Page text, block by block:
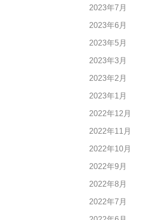
2023年7月
2023年6月
2023年5月
2023年3月
2023年2月
2023年1月
2022年12月
2022年11月
2022年10月
2022年9月
2022年8月
2022年7月